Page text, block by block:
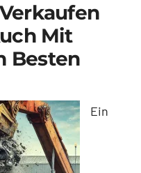
Mit
Besten
Ein